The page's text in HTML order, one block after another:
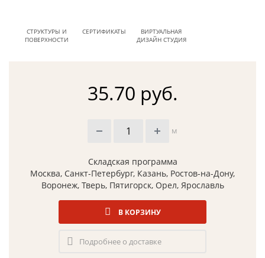
СТРУКТУРЫ И
ПОВЕРХНОСТИ
СЕРТИФИКАТЫ
ВИРТУАЛЬНАЯ
ДИЗАЙН СТУДИЯ
35.70 руб.
м
Складская программа
Москва, Санкт-Петербург, Казань, Ростов-на-Дону,
Воронеж, Тверь, Пятигорск, Орел, Ярославль
В КОРЗИНУ
Подробнее о доставке